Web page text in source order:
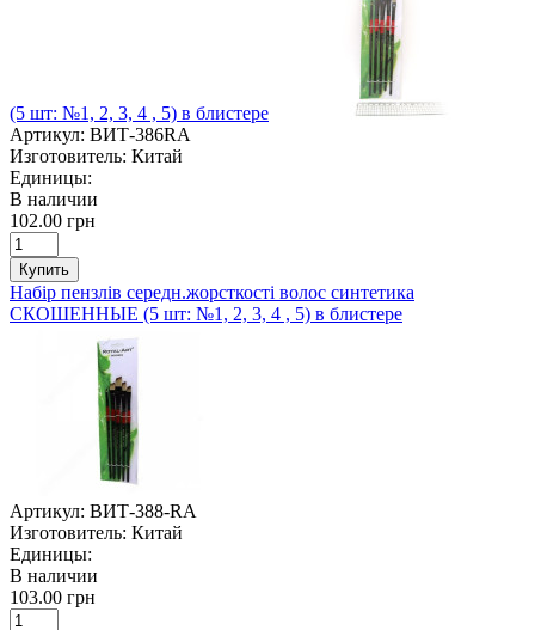
(5 шт: №1, 2, 3, 4 , 5) в блистере
Артикул: ВИТ-386RA
Изготовитель: Китай
Единицы:
В наличии
102.00 грн
Купить
Набір пензлів середн.жорсткості волос синтетика
СКОШЕННЫЕ (5 шт: №1, 2, 3, 4 , 5) в блистере
Артикул: ВИТ-388-RA
Изготовитель: Китай
Единицы:
В наличии
103.00 грн